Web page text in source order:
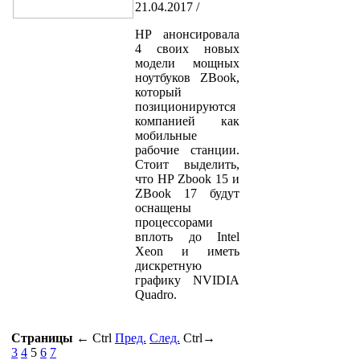
21.04.2017 /
HP анонсировала
4 своих новых
модели мощных
ноутбуков ZBook,
который
позиционируются
компанией как
мобильные
рабочие станции.
Стоит выделить,
что HP Zbook 15 и
ZBook 17 будут
оснащены
процессорами
вплоть до Intel
Xeon и иметь
дискретную
графику NVIDIA
Quadro.
Страницы ← Ctrl Пред. След. Ctrl →
3 4 5 6 7